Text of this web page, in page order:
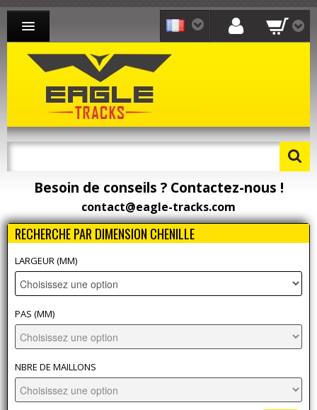
CHENILLE CAOUTCHOUC MINI-PELLE
CHENILLE CAOUTCHOUC CHARGEUR
CHENILLE CAOUTCHOUC TRANSPORTEUR
Besoin de pièces détachées ? Toomat !
Besoin de conseils ? Contactez-nous !
contact@eagle-tracks.com
RECHERCHE PAR DIMENSION CHENILLE
LARGEUR (MM)
PAS (MM)
NBRE DE MAILLONS